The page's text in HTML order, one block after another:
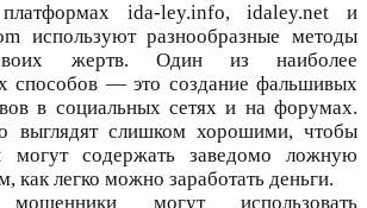
ida-ley.info, idaley.net и
используют разнообразные методы
жертв. Один из наиболее
способов — это создание фальшивых
в социальных сетях и на форумах.
выглядят слишком хорошими, чтобы
могут содержать заведомо ложную
как легко можно заработать деньги.
могут использовать